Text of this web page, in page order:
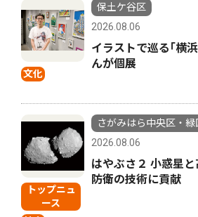
文化
保土ケ谷区
2026.08.06
イラストで巡る｢横
んが個展
トップニュ
ース
さがみはら中央区・緑
2026.08.06
はやぶさ２ 小惑星
防衛の技術に貢献